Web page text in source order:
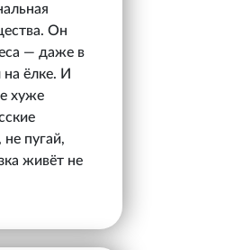
Он
— даже в
ёлке. И
хуже
пугай,
живёт не